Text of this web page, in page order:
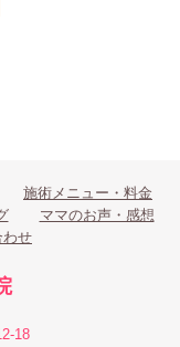
施術メニュー・料金
ママのお声・感想
わせ
18